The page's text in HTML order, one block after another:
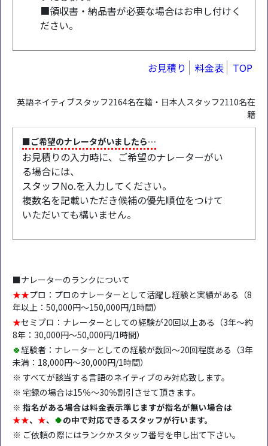
■領収書・納品書が必要な場合はお申し付けく
ださい。
お見積り 料金表 TOP
英語ネイティブスタッフ2164名在籍・日本人スタッフ2110名在
籍
■ご希望のナレータがいましたら…
お見積りの入力時に、ご希望のナレーターがい
る場合には、
スタッフNo.を入力してください。
複数名を記載いただき候補の優先順位をつけて
いただいても構いません。
■ナレーターのランクについて
★★プロ：プロのナレーターとして活躍し経験と実績がある（8
年以上：50,000円～150,000円/1時間）
★セミプロ：ナレーターとしての経験が20回以上ある（3年～約
8年：30,000円～50,000円/1時間）
🍀経験者：ナレーターとしての経験が数回～20回程度ある（3年
未満：18,000円～30,000円/1時間）
※ すべてが該当する言語のネイティブのみ対応致します。
※ 宅録の場合は15％～30％割引させて頂きます。
※ 指名がある場合は料金表示準じますが指名が無い場合は
★★、 ★、 🍀の中で対応できるスタッフが行います。
※ ご依頼の際にはランクかスタッフ番号を申し出て下さい。